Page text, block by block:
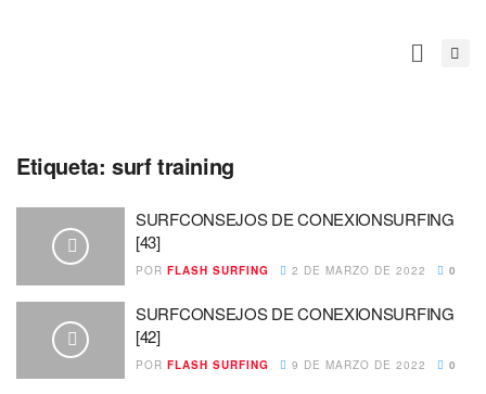
Etiqueta: surf training
SURFCONSEJOS DE CONEXIONSURFING
[43]
POR FLASH SURFING 2 DE MARZO DE 2022 0
SURFCONSEJOS DE CONEXIONSURFING
[42]
POR FLASH SURFING 9 DE MARZO DE 2022 0